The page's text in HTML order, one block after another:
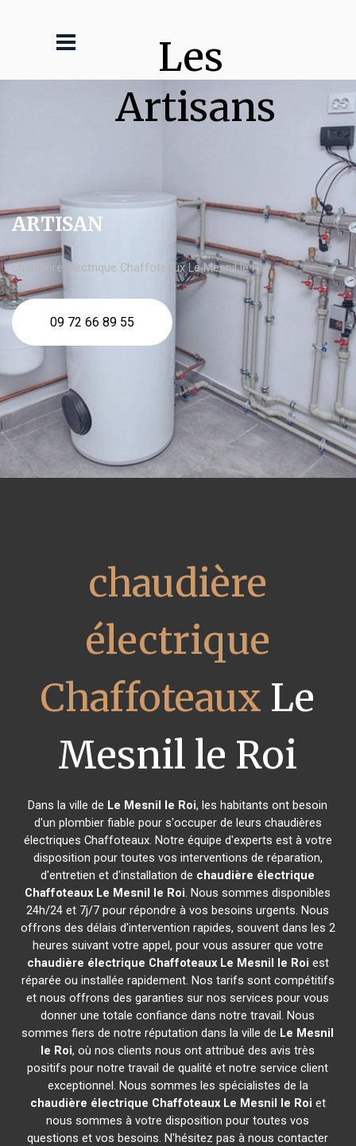
Les
Artisans
ARTISAN
chaudière électrique Chaffoteaux Le Mesnil le Roi
09 72 66 89 55
chaudière
électrique
Chaffoteaux Le
Mesnil le Roi
Dans la ville de Le Mesnil le Roi, les habitants ont besoin
d'un plombier fiable pour s'occuper de leurs chaudières
électriques Chaffoteaux. Notre équipe d'experts est à votre
disposition pour toutes vos interventions de réparation,
d'entretien et d'installation de chaudière électrique
Chaffoteaux Le Mesnil le Roi. Nous sommes disponibles
24h/24 et 7j/7 pour répondre à vos besoins urgents. Nous
offrons des délais d'intervention rapides, souvent dans les 2
heures suivant votre appel, pour vous assurer que votre
chaudière électrique Chaffoteaux Le Mesnil le Roi est
réparée ou installée rapidement. Nos tarifs sont compétitifs
et nous offrons des garanties sur nos services pour vous
donner une totale confiance dans notre travail. Nous
sommes fiers de notre réputation dans la ville de Le Mesnil
le Roi, où nos clients nous ont attribué des avis très
positifs pour notre travail de qualité et notre service client
exceptionnel. Nous sommes les spécialistes de la
chaudière électrique Chaffoteaux Le Mesnil le Roi et
nous sommes à votre disposition pour toutes vos
questions et vos besoins. N'hésitez pas à nous contacter